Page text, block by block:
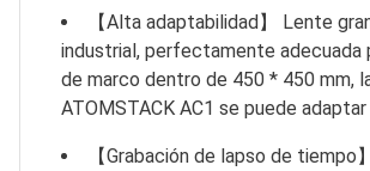
【Alta adaptabilidad】 Lente
industrial, perfectamente adecuada
de marco dentro de 450 * 450 mm,
ATOMSTACK AC1 se puede
【Grabación de lapso de tiempo